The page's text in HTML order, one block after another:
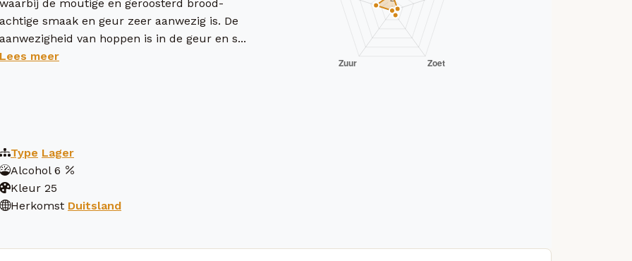
waarbij de moutige en geroosterd brood-
achtige smaak en geur zeer aanwezig is. De
aanwezigheid van hoppen is in de geur en s...
Lees meer
Type Lager
Alcohol 6
Kleur 25
Herkomst Duitsland